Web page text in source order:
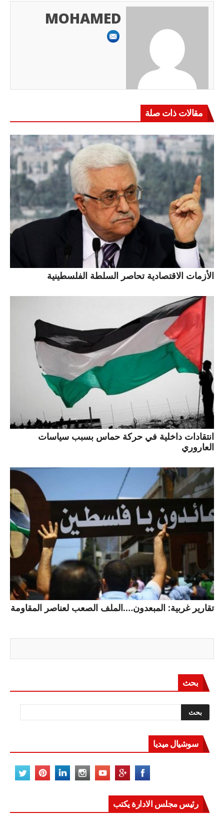
MOHAMED
مقالات ذات صلة
الأزمات الاقتصادية تحاصر السلطة الفلسطينية
انتقادات داخلية في حركة حماس بسبب سياسات
العاروري
تقارير غربية: المبعدون….الملف الصعب لعناصر المقاومة
بحث
سوشيال ميديا
رئيس مجلس الادارة يكتب
مصر تعيد للعالم اتزانه